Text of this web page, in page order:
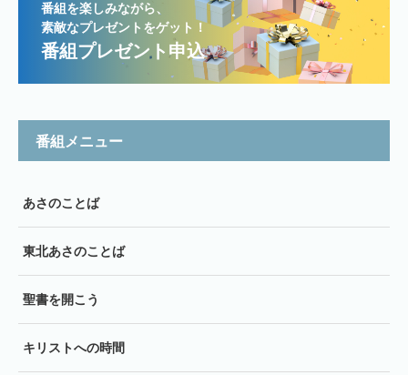
番組を楽しみながら、
素敵なプレゼントをゲット！
番組プレゼント申込
番組メニュー
あさのことば
東北あさのことば
聖書を開こう
キリストへの時間